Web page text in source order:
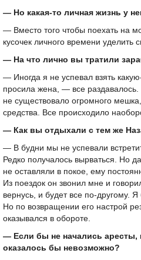
— Но какая-то личная жизнь у
— Вместо того чтобы поехать на
кусочек личного времени уделить
— На что лично вы тратили
— Иногда я не успевал взять
просила жена, — все
не существовало огромного
средства. Все происходило
— Как вы отдыхали с тем же
— В будни мы не успевали
Редко получалось вырваться. Но
не оставляли в покое, ему
Из поездок он звонил мне и
вернусь, и будет все по-другому.
Но по возвращении его настрой
оказывался в обороте.
— Если бы не начались аресты,
оказалось бы невозможно?